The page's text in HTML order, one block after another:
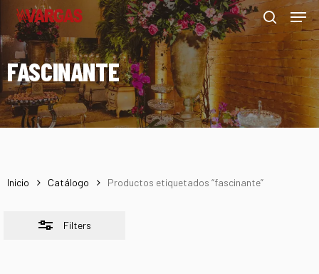
Skip
main
content
search
Menu
FASCINANTE
Inicio Catálogo Productos etiquetados “fascinante”
Filters
Close
Filters
Menu